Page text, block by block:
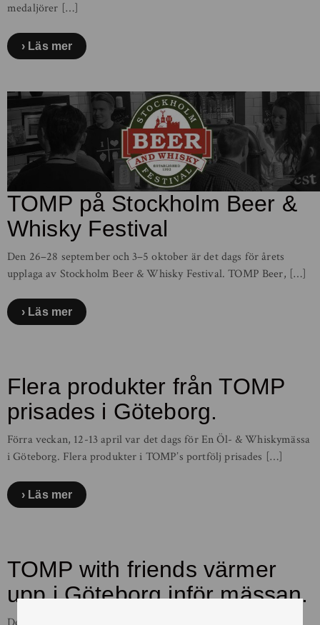
medaljörer […]
Läs mer
TOMP på Stockholm Beer &
Whisky Festival
Den 26–28 september och 3–5 oktober är det dags för årets
upplaga av Stockholm Beer & Whisky Festival. TOMP Beer, […]
Läs mer
Flera produkter från TOMP
prisades i Göteborg.
Förra veckan, 12-13 april var det dags för En Öl- & Whiskymässa
i Göteborg. Flera produkter i TOMP’s portfölj prisades […]
Läs mer
TOMP with friends värmer
upp i Göteborg inför mässan.